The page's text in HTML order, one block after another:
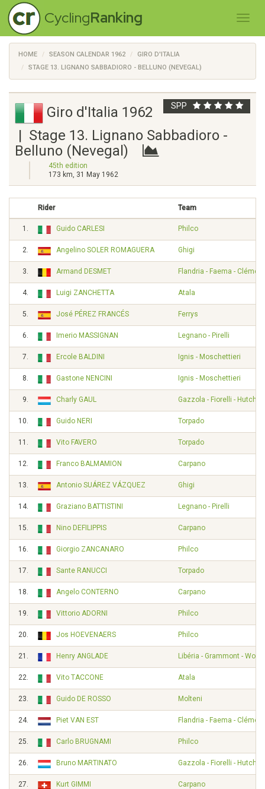
CyclingRanking
HOME SEASON CALENDAR 1962
GIRO D'ITALIA
STAGE 13. LIGNANO SABBADIORO - BELLUNO (NEVEGAL)
SPP
Giro d'Italia 1962
| Stage 13. Lignano Sabbadioro -
Belluno (Nevegal)
45th edition
173 km, 31 May 1962
Rider Team
1. Guido CARLESI Philco
2. Angelino SOLER ROMAGUERA Ghigi
3. Armand DESMET Flandria - Faema - Clément
4. Luigi ZANCHETTA Atala
5. José PÉREZ FRANCÉS Ferrys
6. Imerio MASSIGNAN Legnano - Pirelli
7. Ercole BALDINI Ignis - Moschettieri
8. Gastone NENCINI Ignis - Moschettieri
9. Charly GAUL Gazzola - Fiorelli -
10. Guido NERI Torpado
11. Vito FAVERO Torpado
12. Franco BALMAMION Carpano
13. Antonio SUÁREZ VÁZQUEZ Ghigi
14. Graziano BATTISTINI Legnano - Pirelli
15. Nino DEFILIPPIS Carpano
16. Giorgio ZANCANARO Philco
17. Sante RANUCCI Torpado
18. Angelo CONTERNO Carpano
19. Vittorio ADORNI Philco
20. Jos HOEVENAERS Philco
21. Henry ANGLADE Libéria - Grammont -
22. Vito TACCONE Atala
23. Guido DE ROSSO Molteni
24. Piet VAN EST Flandria - Faema - Clément
25. Carlo BRUGNAMI Philco
26. Bruno MARTINATO Gazzola - Fiorelli -
27. Kurt GIMMI Carpano